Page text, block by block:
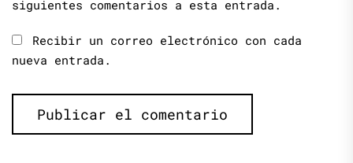
siguientes comentarios a esta entrada.
Recibir un correo electrónico con cada
nueva entrada.